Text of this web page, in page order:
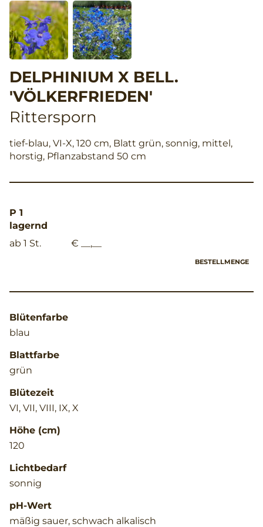
DELPHINIUM X BELL.
'VÖLKERFRIEDEN'
Rittersporn
tief-blau, VI-X, 120 cm, Blatt grün, sonnig, mittel,
horstig, Pflanzabstand 50 cm
P 1
lagernd
ab 1 St.
€ __,__
BESTELLMENGE
Blütenfarbe
blau
Blattfarbe
grün
Blütezeit
VI, VII, VIII, IX, X
Höhe (cm)
120
Lichtbedarf
sonnig
pH-Wert
mäßig sauer, schwach alkalisch